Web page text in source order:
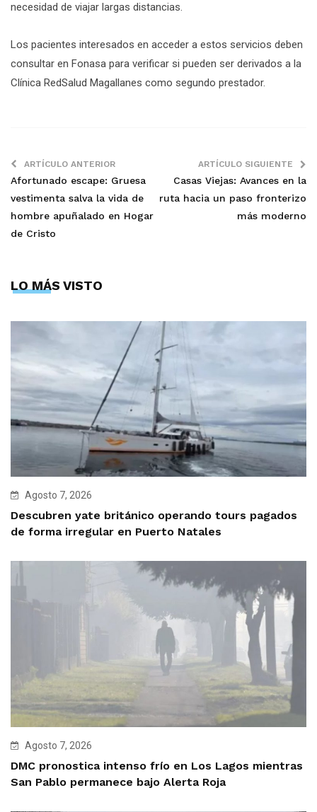
necesidad de viajar largas distancias.
Los pacientes interesados en acceder a estos servicios deben
consultar en Fonasa para verificar si pueden ser derivados a la
Clínica RedSalud Magallanes como segundo prestador.
ARTÍCULO ANTERIOR
Afortunado escape: Gruesa
vestimenta salva la vida de
hombre apuñalado en Hogar
de Cristo
ARTÍCULO SIGUIENTE
Casas Viejas: Avances en la
ruta hacia un paso fronterizo
más moderno
LO MÁS VISTO
Agosto 7, 2026
Descubren yate británico operando tours pagados
de forma irregular en Puerto Natales
Agosto 7, 2026
DMC pronostica intenso frío en Los Lagos mientras
San Pablo permanece bajo Alerta Roja